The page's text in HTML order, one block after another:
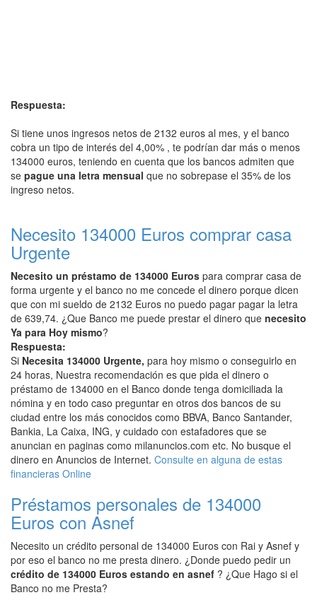
Respuesta:
Si tiene unos ingresos netos de 2132 euros al mes, y el banco
cobra un tipo de interés del 4,00% , te podrían dar más o menos
134000 euros, teniendo en cuenta que los bancos admiten que
se pague una letra mensual que no sobrepase el 35% de los
ingreso netos.
Necesito 134000 Euros comprar casa
Urgente
Necesito un préstamo de 134000 Euros para comprar casa de
forma urgente y el banco no me concede el dinero porque dicen
que con mi sueldo de 2132 Euros no puedo pagar pagar la letra
de 639,74. ¿Que Banco me puede prestar el dinero que necesito
Ya para Hoy mismo?
Respuesta:
Si Necesita 134000 Urgente, para hoy mismo o conseguirlo en
24 horas, Nuestra recomendación es que pida el dinero o
préstamo de 134000 en el Banco donde tenga domiciliada la
nómina y en todo caso preguntar en otros dos bancos de su
ciudad entre los más conocidos como BBVA, Banco Santander,
Bankia, La Caixa, ING, y cuidado con estafadores que se
anuncian en paginas como milanuncios.com etc. No busque el
dinero en Anuncios de Internet. Consulte en alguna de estas
financieras Online
Préstamos personales de 134000
Euros con Asnef
Necesito un crédito personal de 134000 Euros con Rai y Asnef y
por eso el banco no me presta dinero. ¿Donde puedo pedir un
crédito de 134000 Euros estando en asnef ? ¿Que Hago si el
Banco no me Presta?